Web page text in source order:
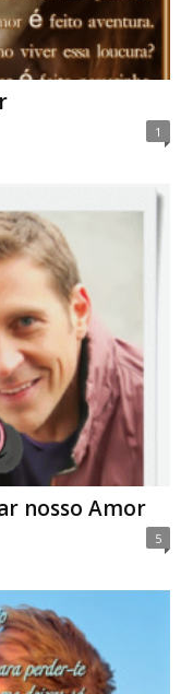
1
nosso Amor
5